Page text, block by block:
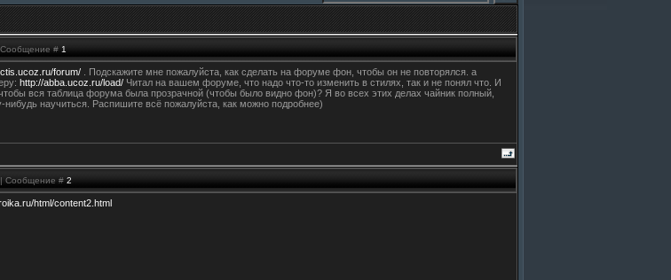
Сообщение # 1
forum/ . Подскажите мне пожалуйста, как сделать на форуме фон, чтобы он не повторялся. а
http://abba.ucoz.ru/load/ Читал на вашем форуме, что надо что-то изменить в стилях, так и не понял что. И
вся таблица форума была прозрачной (чтобы было видно фон)? Я во всех этих делах чайник полный,
научиться. Распишите всё пожалуйста, как можно подробнее)
| Сообщение # 2
html/content2.html